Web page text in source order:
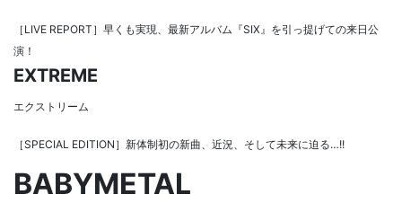
［LIVE REPORT］早くも実現、最新アルバム『SIX』を引っ提げての来日公
演！
EXTREME
エクストリーム
［SPECIAL EDITION］新体制初の新曲、近況、そして未来に迫る…!!
BABYMETAL